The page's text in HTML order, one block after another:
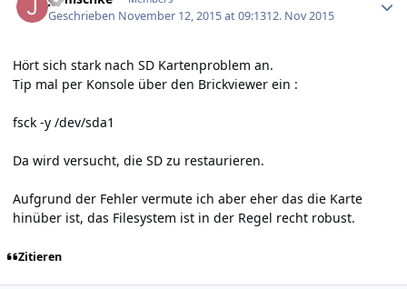
Geschrieben November 12, 2015 at 09:1312. Nov 2015
Hört sich stark nach SD Kartenproblem an.
Tip mal per Konsole über den Brickviewer ein :
fsck -y /dev/sda1
Da wird versucht, die SD zu restaurieren.
Aufgrund der Fehler vermute ich aber eher das die Karte
hinüber ist, das Filesystem ist in der Regel recht robust.
Zitieren